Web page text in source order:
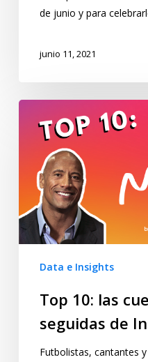
de junio y para
junio 11, 2021
Data e Insights
Top 10: las
seguidas de
Futbolistas, cantantes